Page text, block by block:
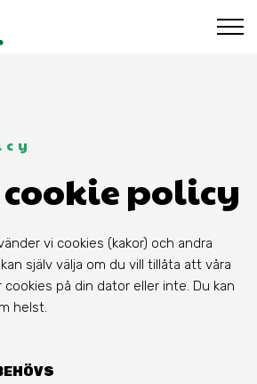
cookie policy
vi cookies (kakor) och andra
själv välja om du vill tillåta att våra
på din dator eller inte. Du kan
helst.